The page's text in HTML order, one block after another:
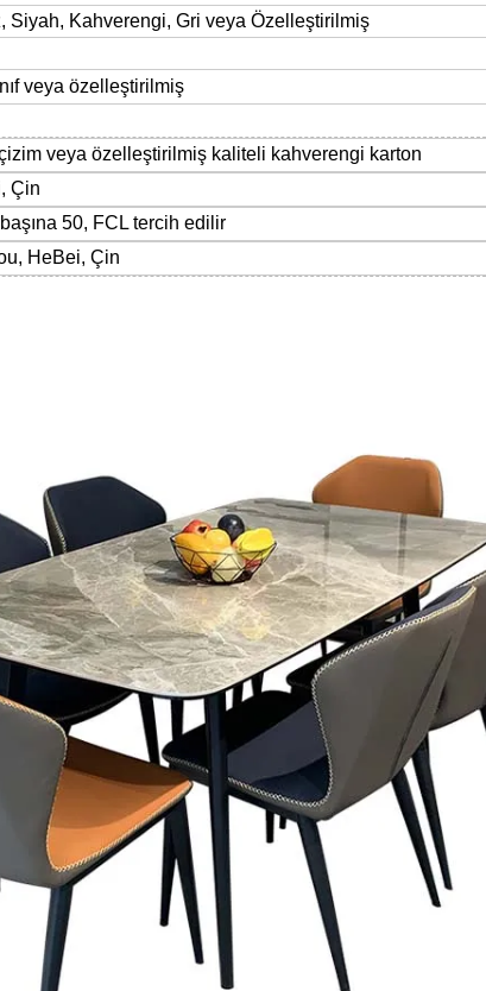
Mesaj
Sizi yakında
Sunmak
Siyah, Kahverengi, Gri veya Özelleştirilmiş
veya özelleştirilmiş
veya özelleştirilmiş kaliteli kahverengi karton
Çin
50, FCL tercih edilir
HeBei, Çin